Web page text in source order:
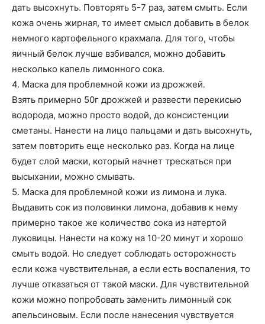
дать высохнуть. Повторять 5-7 раз, затем смыть. Если
кожа очень жирная, то имеет смысл добавить в белок
немного картофельного крахмала. Для того, чтобы
яичный белок лучше взбивался, можно добавить
несколько капель лимонного сока.
4. Маска для проблемной кожи из дрожжей.
Взять примерно 50г дрожжей и развести перекисью
водорода, можно просто водой, до консистенции
сметаны. Нанести на лицо пальцами и дать высохнуть,
затем повторить еще несколько раз. Когда на лице
будет слой маски, который начнет трескаться при
высыхании, можно смывать.
5. Маска для проблемной кожи из лимона и лука.
Выдавить сок из половинки лимона, добавив к нему
примерно такое же количество сока из натертой
луковицы. Нанести на кожу на 10-20 минут и хорошо
смыть водой. Но следует соблюдать осторожность
если кожа чувствительная, а если есть воспаления, то
лучше отказаться от такой маски. Для чувствительной
кожи можно попробовать заменить лимонный сок
апельсиновым. Если после нанесения чувствуется